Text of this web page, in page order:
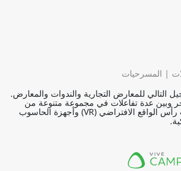
| المسرحيات
التالي للمعارض التجارية والندوات والمعارض.
وبين عدة تفاعلات في مجموعة متنوعة من
الفاعليات. متوافق مع سماعات رأس الواقع الافتراضي (VR) وأجهزة الحاسوب